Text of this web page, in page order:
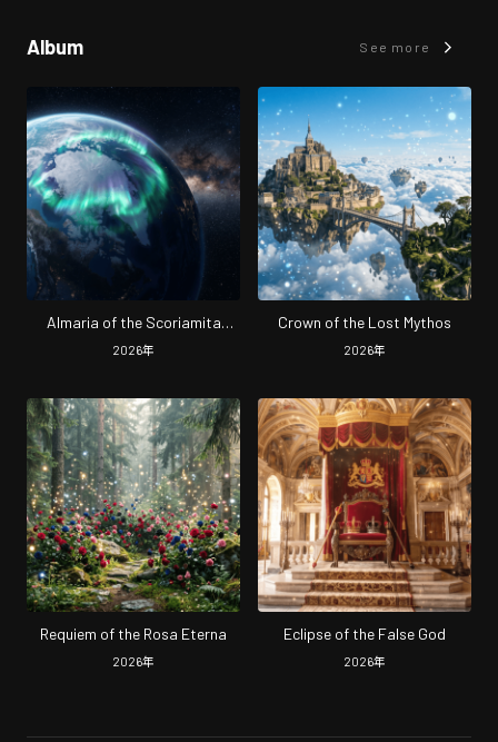
Album See more
Almaria of the Scoriamita
Memora (Single Collection)
2026年
Crown of the Lost Mythos
2026年
Requiem of the Rosa Eterna
2026年
Eclipse of the False God
2026年